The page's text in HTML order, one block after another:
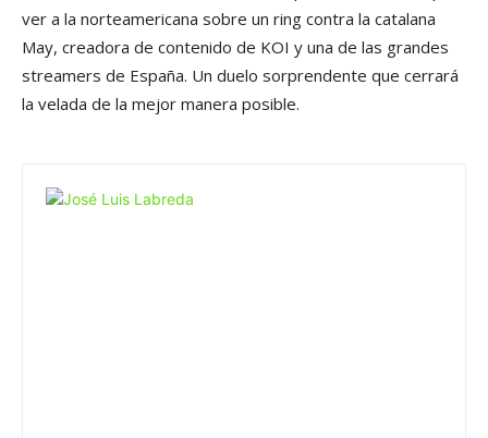
ver a la norteamericana sobre un ring contra la catalana
May, creadora de contenido de KOI y una de las grandes
streamers de España. Un duelo sorprendente que cerrará
la velada de la mejor manera posible.